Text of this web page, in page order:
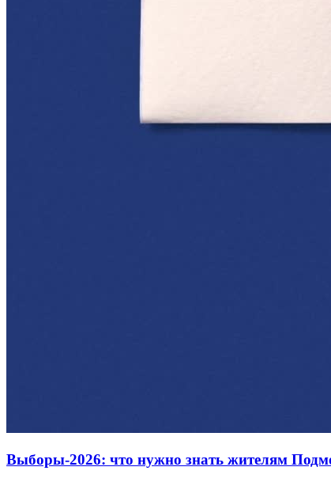
Выборы-2026: что нужно знать жителям